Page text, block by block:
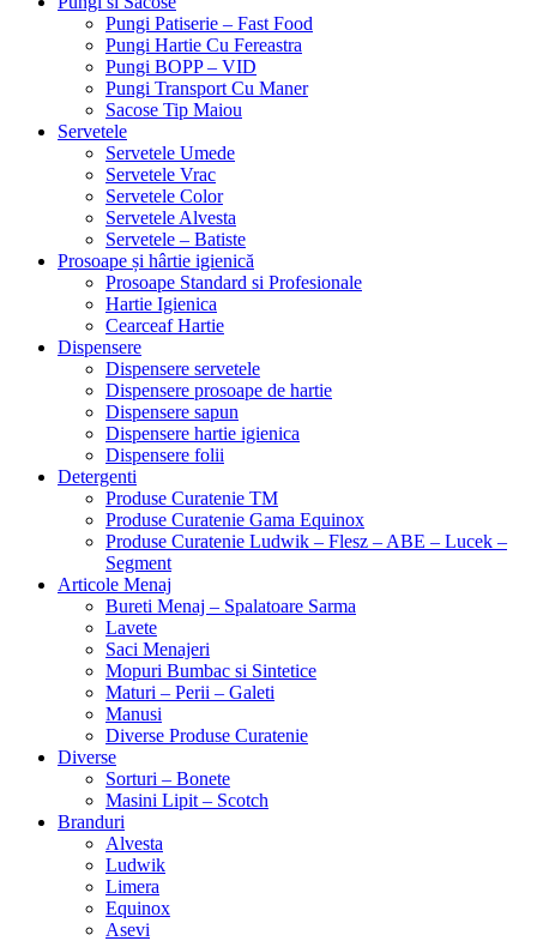
Pungi Patiserie – Fast Food
Pungi Hartie Cu Fereastra
Pungi BOPP – VID
Pungi Transport Cu Maner
Sacose Tip Maiou
Servetele
Servetele Umede
Servetele Vrac
Servetele Color
Servetele Alvesta
Servetele – Batiste
Prosoape și hârtie igienică
Prosoape Standard si Profesionale
Hartie Igienica
Cearceaf Hartie
Dispensere
Dispensere servetele
Dispensere prosoape de hartie
Dispensere sapun
Dispensere hartie igienica
Dispensere folii
Detergenti
Produse Curatenie TM
Produse Curatenie Gama Equinox
Produse Curatenie Ludwik – Flesz – ABE – Lucek –
Segment
Articole Menaj
Bureti Menaj – Spalatoare Sarma
Lavete
Saci Menajeri
Mopuri Bumbac si Sintetice
Maturi – Perii – Galeti
Manusi
Diverse Produse Curatenie
Diverse
Sorturi – Bonete
Masini Lipit – Scotch
Branduri
Alvesta
Ludwik
Limera
Equinox
Asevi